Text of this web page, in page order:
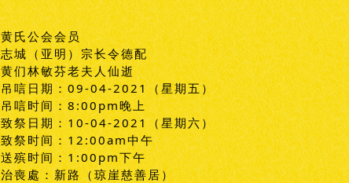
黄氏公会会员
志城（亚明）宗长令德配
黄们林敏芬老夫人仙逝
吊唁日期：09-04-2021（星期五）
吊唁时间：8:00pm晚上
致祭日期：10-04-2021（星期六）
致祭时间：12:00am中午
送殡时间：1:00pm下午
治喪處：新路（琼崖慈善居）